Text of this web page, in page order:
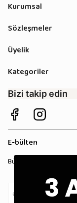
Kurumsal
Sözleşmeler
Üyelik
Kategoriler
Bizi takip edin
E-bülten
Bültenimize kaydolun,
3